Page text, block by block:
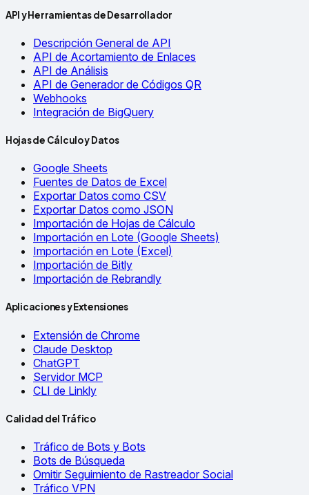
API y Herramientas de Desarrollador
Descripción General de API
API de Acortamiento de Enlaces
API de Análisis
API de Generador de Códigos QR
Webhooks
Integración de BigQuery
Hojas de Cálculo y Datos
Google Sheets
Fuentes de Datos de Excel
Exportar Datos como CSV
Exportar Datos como JSON
Importación de Hojas de Cálculo
Importación en Lote (Google Sheets)
Importación en Lote (Excel)
Importación de Bitly
Importación de Rebrandly
Aplicaciones y Extensiones
Extensión de Chrome
Claude Desktop
ChatGPT
Servidor MCP
CLI de Linkly
Calidad del Tráfico
Tráfico de Bots y Bots
Bots de Búsqueda
Omitir Seguimiento de Rastreador Social
Tráfico VPN